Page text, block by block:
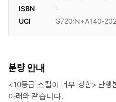
ISBN
-
UCI
G720:N+A140-
분량 안내
<10등급 스킬이 너무 강함> 단
아래와 같습니다.